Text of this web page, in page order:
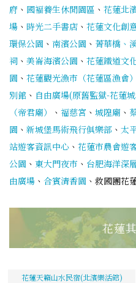
府 、 國褔養生休閒園區 、 花蓮北
場 、 時光二手書店 、 花蓮文化創
環保公園 、 南濱公園 、 菁華橋、
祠 、 美崙海濱公園 、 花蓮鐵道文
園 、 花蓮觀光漁市（花蓮區漁會）
別館 、 自由廣場(原舊監獄-花蓮
（帝君廟）
、 福慈宮 、 城隍廟 、
園 、 新城堡馬術飛行俱樂部 、 太
站遊客資訊中心 、 花蓮市農會遊
公園 、 東大門夜市 、 台肥海洋深
由廣場 、 合賓清香園 、救國團花
花蓮
花蓮天籟山水民宿(北濱樂活館)